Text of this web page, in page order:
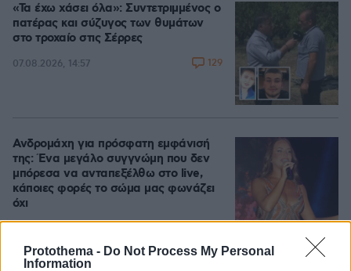
Protothema - Do Not Process My Personal
Information
«Τα έχω χάσει όλα»: Συντετριμμένος ο
πατέρας και σύζυγος των θυμάτων
στο τροχαίο στις Σέρρες
07.08.2026, 14:57 129
Ανδρομάχη για πρόσφατη εμφάνισή
της: Ένα μεγάλο συγγνώμη που δεν
μπόρεσα να ανταπεξέλθω στο live,
κάποιες φορές το σώμα μας φωνάζει
όχι